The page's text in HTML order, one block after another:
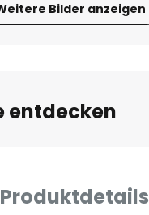
Bilder anzeigen
entdecken
Produktdetails